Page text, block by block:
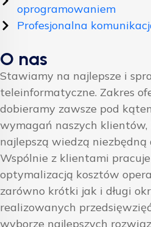
oprogramowaniem
Profesjonalna
O nas
Stawiamy na najlepsze i
teleinformatyczne. Zakres
dobieramy zawsze pod
wymagań naszych
najlepszą wiedzą niezbędną
Wspólnie z klientami
optymalizacją kosztów
zarówno krótki jak i długi
realizowanych
wyborze najlepszych